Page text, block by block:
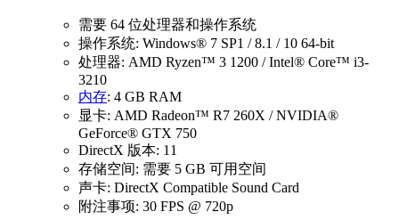
需要 64 位处理器和操作系统
操作系统: Windows® 7 SP1 / 8.1 / 10 64-bit
处理器: AMD Ryzen™ 3 1200 / Intel® Core™ i3-
3210
内存: 4 GB RAM
显卡: AMD Radeon™ R7 260X / NVIDIA®
GeForce® GTX 750
DirectX 版本: 11
存储空间: 需要 5 GB 可用空间
声卡: DirectX Compatible Sound Card
附注事项: 30 FPS @ 720p